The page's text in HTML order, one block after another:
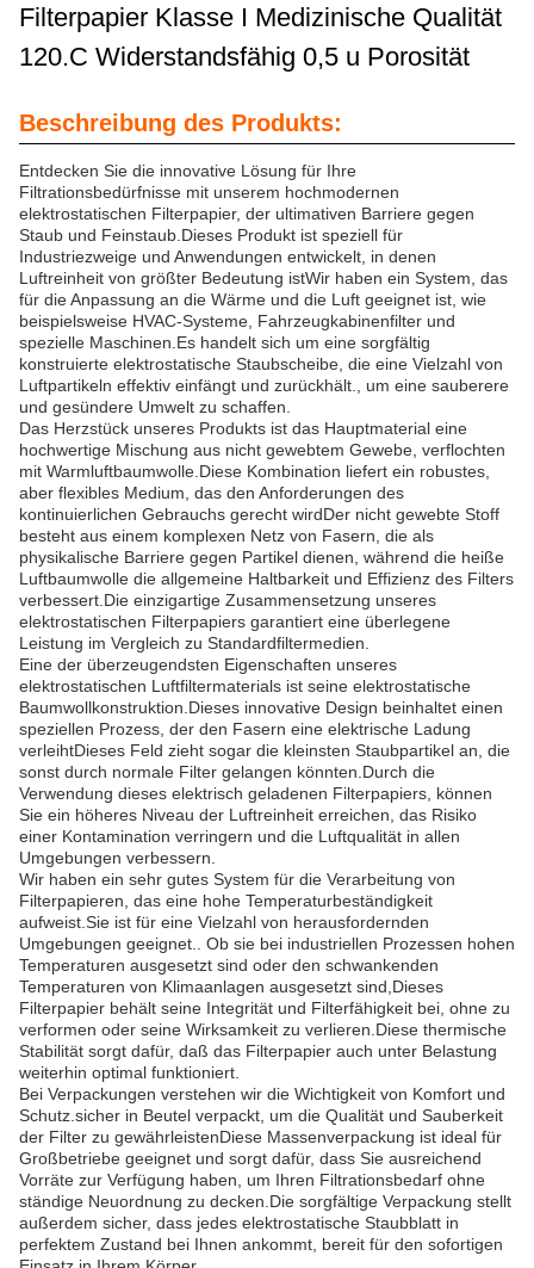
Filterpapier Klasse I Medizinische Qualität
120.C Widerstandsfähig 0,5 u Porosität
Beschreibung des Produkts:
Entdecken Sie die innovative Lösung für Ihre
Filtrationsbedürfnisse mit unserem hochmodernen
elektrostatischen Filterpapier, der ultimativen Barriere gegen
Staub und Feinstaub.Dieses Produkt ist speziell für
Industriezweige und Anwendungen entwickelt, in denen
Luftreinheit von größter Bedeutung istWir haben ein System, das
für die Anpassung an die Wärme und die Luft geeignet ist, wie
beispielsweise HVAC-Systeme, Fahrzeugkabinenfilter und
spezielle Maschinen.Es handelt sich um eine sorgfältig
konstruierte elektrostatische Staubscheibe, die eine Vielzahl von
Luftpartikeln effektiv einfängt und zurückhält., um eine sauberere
und gesündere Umwelt zu schaffen.
Das Herzstück unseres Produkts ist das Hauptmaterial eine
hochwertige Mischung aus nicht gewebtem Gewebe, verflochten
mit Warmluftbaumwolle.Diese Kombination liefert ein robustes,
aber flexibles Medium, das den Anforderungen des
kontinuierlichen Gebrauchs gerecht wirdDer nicht gewebte Stoff
besteht aus einem komplexen Netz von Fasern, die als
physikalische Barriere gegen Partikel dienen, während die heiße
Luftbaumwolle die allgemeine Haltbarkeit und Effizienz des Filters
verbessert.Die einzigartige Zusammensetzung unseres
elektrostatischen Filterpapiers garantiert eine überlegene
Leistung im Vergleich zu Standardfiltermedien.
Eine der überzeugendsten Eigenschaften unseres
elektrostatischen Luftfiltermaterials ist seine elektrostatische
Baumwollkonstruktion.Dieses innovative Design beinhaltet einen
speziellen Prozess, der den Fasern eine elektrische Ladung
verleihtDieses Feld zieht sogar die kleinsten Staubpartikel an, die
sonst durch normale Filter gelangen könnten.Durch die
Verwendung dieses elektrisch geladenen Filterpapiers, können
Sie ein höheres Niveau der Luftreinheit erreichen, das Risiko
einer Kontamination verringern und die Luftqualität in allen
Umgebungen verbessern.
Wir haben ein sehr gutes System für die Verarbeitung von
Filterpapieren, das eine hohe Temperaturbeständigkeit
aufweist.Sie ist für eine Vielzahl von herausfordernden
Umgebungen geeignet.. Ob sie bei industriellen Prozessen hohen
Temperaturen ausgesetzt sind oder den schwankenden
Temperaturen von Klimaanlagen ausgesetzt sind,Dieses
Filterpapier behält seine Integrität und Filterfähigkeit bei, ohne zu
verformen oder seine Wirksamkeit zu verlieren.Diese thermische
Stabilität sorgt dafür, daß das Filterpapier auch unter Belastung
weiterhin optimal funktioniert.
Bei Verpackungen verstehen wir die Wichtigkeit von Komfort und
Schutz.sicher in Beutel verpackt, um die Qualität und Sauberkeit
der Filter zu gewährleistenDiese Massenverpackung ist ideal für
Großbetriebe geeignet und sorgt dafür, dass Sie ausreichend
Vorräte zur Verfügung haben, um Ihren Filtrationsbedarf ohne
ständige Neuordnung zu decken.Die sorgfältige Verpackung stellt
außerdem sicher, dass jedes elektrostatische Staubblatt in
perfektem Zustand bei Ihnen ankommt, bereit für den sofortigen